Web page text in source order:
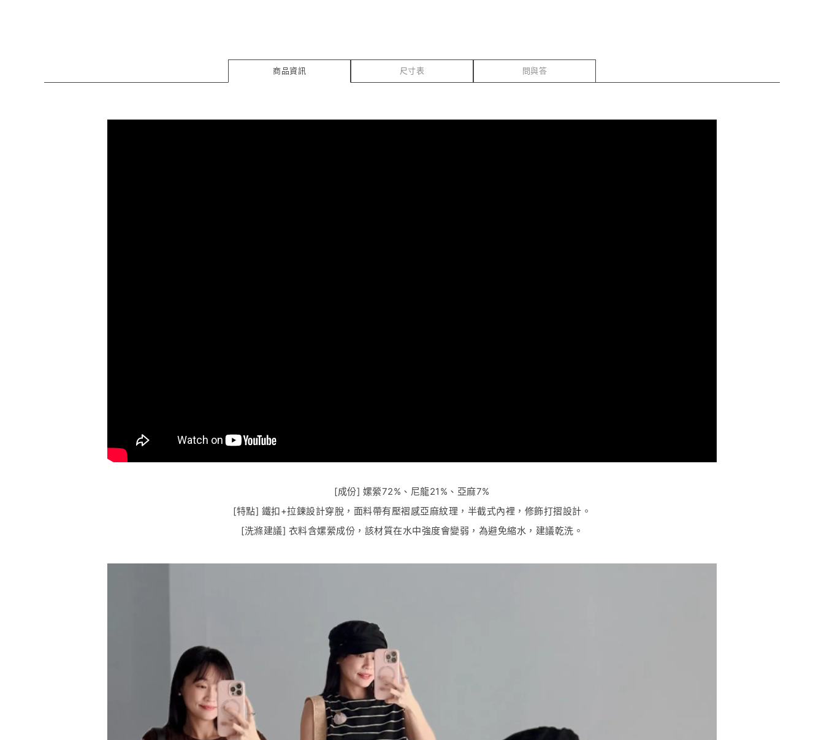
商品資訊 尺寸表 問與答
[成份] 嫘縈72%、尼龍21%、亞麻7%
[特點] 鐵扣+拉鍊設計穿脫，面料帶有壓褶感亞麻紋理，半截式內裡，修飾打摺設計。
[洗滌建議] 衣料含嫘縈成份，該材質在水中強度會變弱，為避免縮水，建議乾洗。